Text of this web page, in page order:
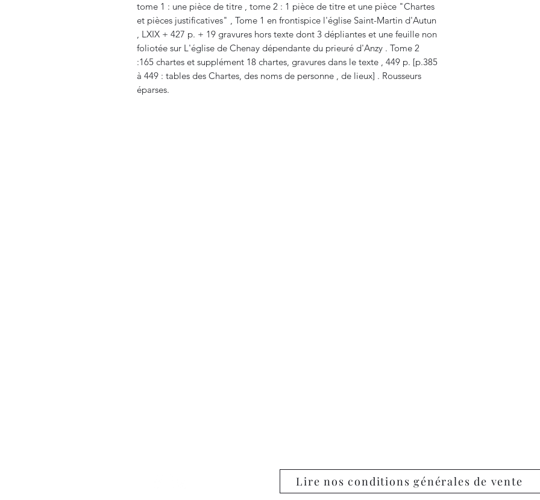
tome 1 : une pièce de titre , tome 2 : 1 pièce de titre et une pièce "Chartes
et pièces justificatives" , Tome 1 en frontispice l'église Saint-Martin d'Autun
, LXIX + 427 p. + 19 gravures hors texte dont 3 dépliantes et une feuille non
foliotée sur L'église de Chenay dépendante du prieuré d'Anzy . Tome 2
:165 chartes et supplément 18 chartes, gravures dans le texte , 449 p. [p.385
à 449 : tables des Chartes, des noms de personne , de lieux] . Rousseurs
éparses.
Lire nos conditions générales de vente